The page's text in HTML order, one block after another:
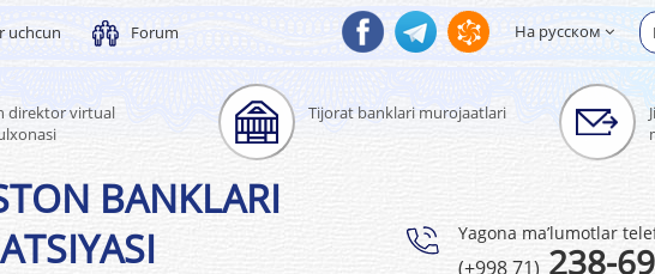
uchcun Forum На русском
direktor virtual
Tijorat banklari murojaatlari
BANKLARI
Yagona ma’lumotlar
(+998 71)238-